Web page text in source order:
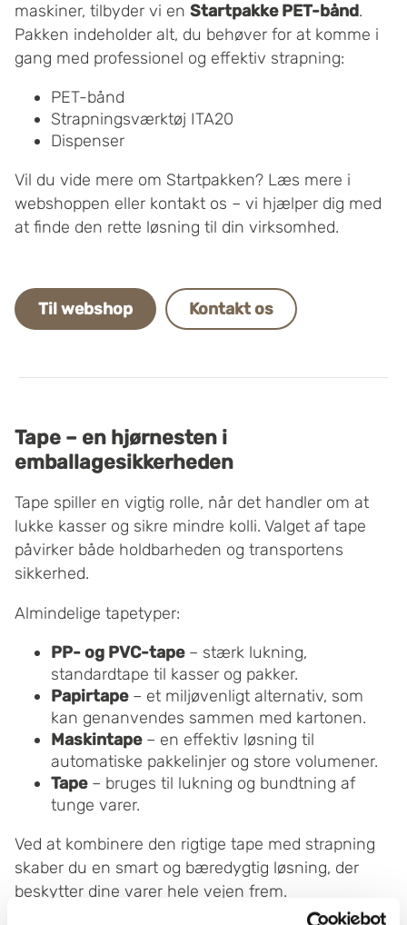
maskiner, tilbyder vi en Startpakke PET-bånd.
Pakken indeholder alt, du behøver for at komme i
gang med professionel og effektiv strapning:
PET-bånd
Strapningsværktøj ITA20
Dispenser
Vil du vide mere om Startpakken? Læs mere i
webshoppen eller kontakt os – vi hjælper dig med
at finde den rette løsning til din virksomhed.
Til webshop Kontakt os
Tape – en hjørnesten i
emballagesikkerheden
Tape spiller en vigtig rolle, når det handler om at
lukke kasser og sikre mindre kolli. Valget af tape
påvirker både holdbarheden og transportens
sikkerhed.
Almindelige tapetyper:
PP- og PVC-tape– stærk lukning,
standardtape til kasser og pakker.
Papirtape– et miljøvenligt alternativ, som
kan genanvendes sammen med kartonen.
Maskintape– en effektiv løsning til
automatiske pakkelinjer og store volumener.
Tape– bruges til lukning og bundtning af
tunge varer.
Ved at kombinere den rigtige tape med strapning
skaber du en smart og bæredygtig løsning, der
beskytter dine varer hele vejen frem.